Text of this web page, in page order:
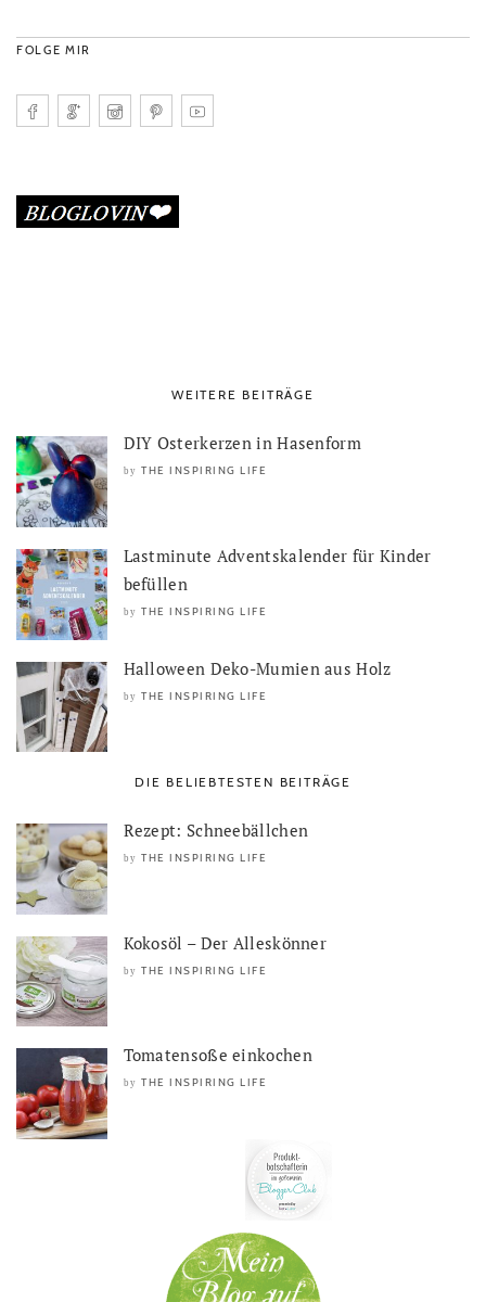
FOLGE MIR
WEITERE BEITRÄGE
DIY Osterkerzen in Hasenform
by THE INSPIRING LIFE
Lastminute Adventskalender für Kinder
befüllen
by THE INSPIRING LIFE
Halloween Deko-Mumien aus Holz
by THE INSPIRING LIFE
DIE BELIEBTESTEN BEITRÄGE
Rezept: Schneebällchen
by THE INSPIRING LIFE
Kokosöl – Der Alleskönner
by THE INSPIRING LIFE
Tomatensoße einkochen
by THE INSPIRING LIFE